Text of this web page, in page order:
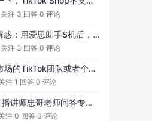
注 3 回答 0 评论
Tiktok安装解惑：用爱思助手S机后，安装了小火箭。把国家、地区和时间都改成正确的了，但是IP地址还是检测不对，怎么办？
注 3 回答 0 评论
有做阿根廷市场的TikTok团队或者个人吗？想了解以下阿根廷可以注册店铺吗？
注 1 回答 0 评论
【7月18日直播讲师忠哥老师问答专贴】提问范围：解析TikTok 马来和印尼直播电商 #有关的各类问题，欢迎大家踊跃提问, 老师会在直播中为大家解答!
注 0 回答 0 评论